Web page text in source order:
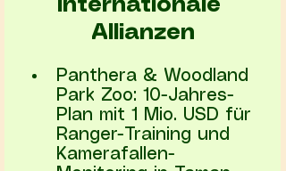
Internationale
Allianzen
Panthera & Woodland
Park Zoo: 10-Jahres-
Plan mit 1 Mio. USD für
Ranger-Training und
Kamerafallen-